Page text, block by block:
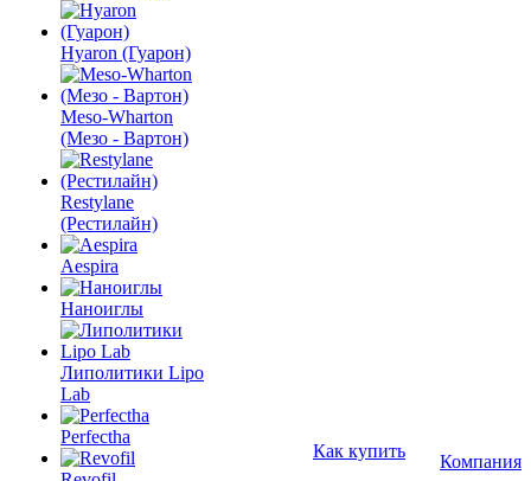
Hyaron (Гуарон)
Meso-Wharton
(Мезо - Вартон)
Restylane
(Рестилайн)
Aespira
Наноиглы
Липолитики Lipo
Lab
Perfectha
Как купить
Компания